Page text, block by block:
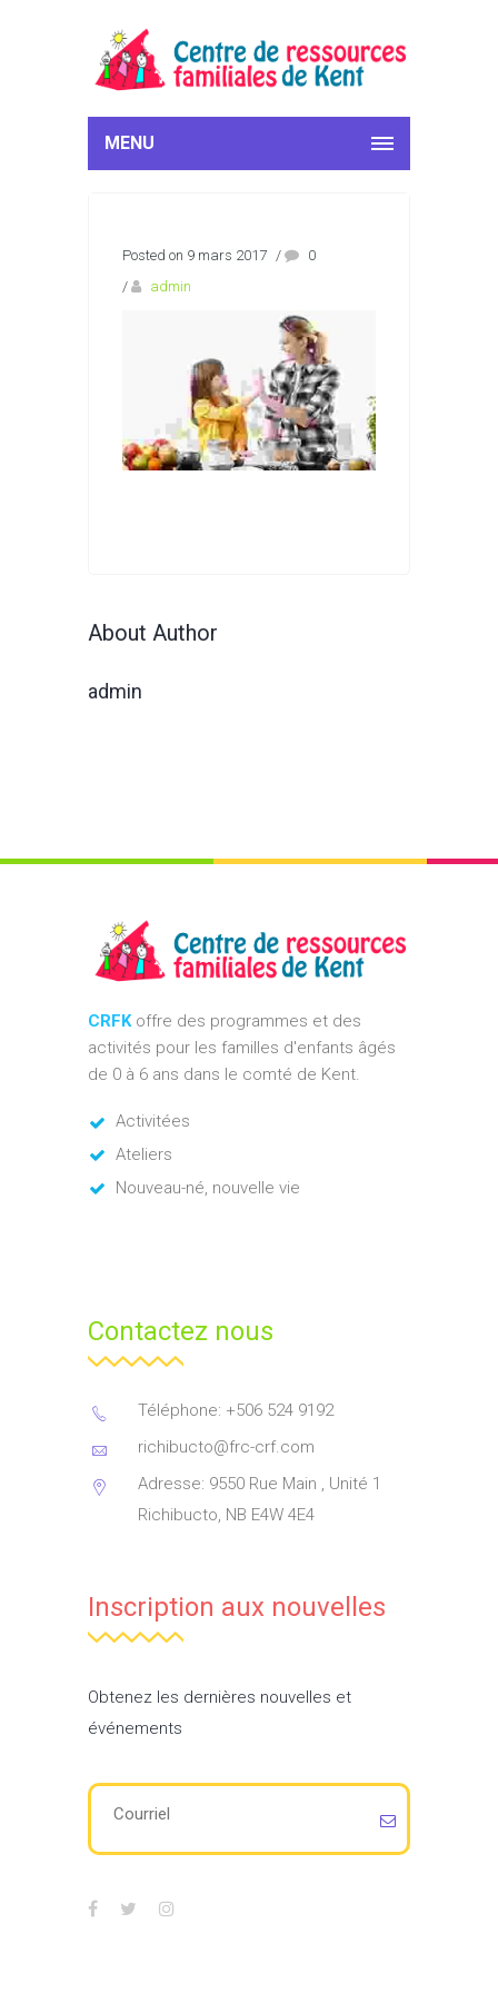
MENU
Posted on 9 mars 2017 /
0
/
admin
About Author
admin
CRFKoffre des programmes et des
activités pour les familles d'enfants âgés
de 0 à 6 ans dans le comté de Kent.
Activitées
Ateliers
Nouveau-né, nouvelle vie
Contactez nous
Téléphone: +506 524 9192
richibucto@frc-crf.com
Adresse: 9550 Rue Main , Unité 1
Richibucto, NB E4W 4E4
Inscription aux nouvelles
Obtenez les dernières nouvelles et
événements